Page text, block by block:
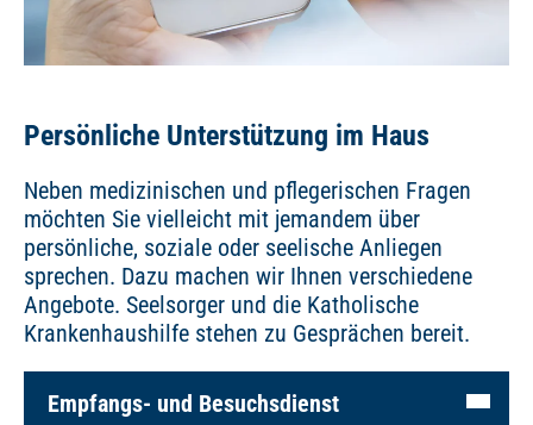
Persönliche Unterstützung im Haus
Neben medizinischen und pflegerischen Fragen
möchten Sie vielleicht mit jemandem über
persönliche, soziale oder seelische Anliegen
sprechen. Dazu machen wir Ihnen verschiedene
Angebote. Seelsorger und die Katholische
Krankenhaushilfe stehen zu Gesprächen bereit.
Empfangs- und Besuchsdienst